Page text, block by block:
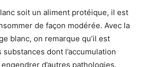
soit un aliment protéique, il est
de façon modérée. Avec la
blanc, on remarque qu’il est
dont l’accumulation
d’autres pathologies.